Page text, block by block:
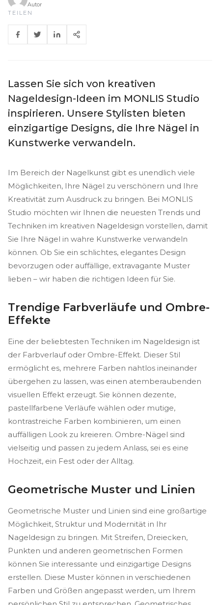
Autor
TEILEN
Lassen Sie sich von kreativen
Nageldesign-Ideen im MONLIS Studio
inspirieren. Unsere Stylisten bieten
einzigartige Designs, die Ihre Nägel in
Kunstwerke verwandeln.
Im Bereich der Nagelkunst gibt es unendlich viele
Möglichkeiten, Ihre Nägel zu verschönern und Ihre
Kreativität zum Ausdruck zu bringen. Bei MONLIS
Studio möchten wir Ihnen die neuesten Trends und
Techniken im kreativen Nageldesign vorstellen, damit
Sie Ihre Nägel in wahre Kunstwerke verwandeln
können. Ob Sie ein schlichtes, elegantes Design
bevorzugen oder auffällige, extravagante Muster
lieben – wir haben die richtigen Ideen für Sie.
Trendige Farbverläufe und Ombre-
Effekte
Eine der beliebtesten Techniken im Nageldesign ist
der Farbverlauf oder Ombre-Effekt. Dieser Stil
ermöglicht es, mehrere Farben nahtlos ineinander
übergehen zu lassen, was einen atemberaubenden
visuellen Effekt erzeugt. Sie können dezente,
pastellfarbene Verläufe wählen oder mutige,
kontrastreiche Farben kombinieren, um einen
auffälligen Look zu kreieren. Ombre-Nägel sind
vielseitig und passen zu jedem Anlass, sei es eine
Hochzeit, ein Fest oder der Alltag.
Geometrische Muster und Linien
Geometrische Muster und Linien sind eine großartige
Möglichkeit, Struktur und Modernität in Ihr
Nageldesign zu bringen. Mit Streifen, Dreiecken,
Punkten und anderen geometrischen Formen
können Sie interessante und einzigartige Designs
erstellen. Diese Muster können in verschiedenen
Farben und Größen angepasst werden, um Ihrem